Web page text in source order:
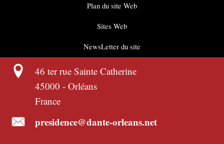
Plan du site Web
Sites Web
NewsLetter du site
46 ter rue Sainte Catherine
45000 - Orléans
France
presidence@dante-orleans.net